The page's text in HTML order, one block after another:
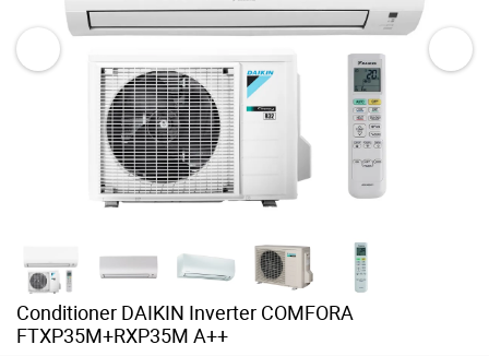
Conditioner DAIKIN Inverter COMFORA
FTXP35M+RXP35M A++